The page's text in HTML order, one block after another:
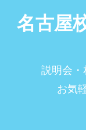
名古屋
説明会・
お気